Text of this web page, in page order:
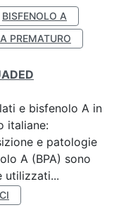
BISFENOLO A
PREMATURO
e bisfenolo A in
italiane:
e patologie
A (BPA) sono
utilizzati...